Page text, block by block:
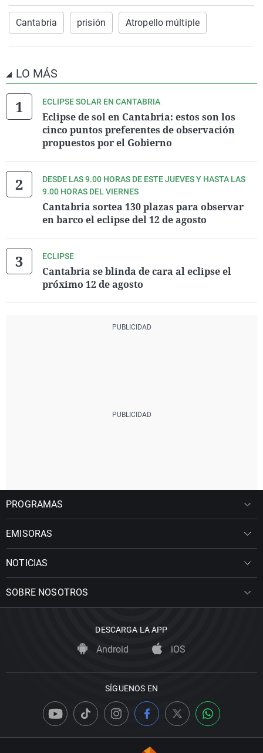
Cantabria prisión Atropello múltiple
LO MÁS
ECLIPSE SOLAR EN CANTABRIA
Eclipse de sol en Cantabria: estos son los
cinco puntos preferentes de observación
propuestos por el Gobierno
DESDE LAS 9.00 HORAS DE ESTE JUEVES Y HASTA LAS
9.00 HORAS DEL VIERNES
Cantabria sortea 130 plazas para observar
en barco el eclipse del 12 de agosto
ECLIPSE
Cantabria se blinda de cara al eclipse el
próximo 12 de agosto
PROGRAMAS
EMISORAS
NOTICIAS
SOBRE NOSOTROS
DESCARGA LA APP
Android iOS
SÍGUENOS EN